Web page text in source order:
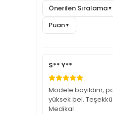
Önerilen Sıralama▼
Puan▼
S** Y**
Modele bayıldım,
yüksek bel.
Medikal